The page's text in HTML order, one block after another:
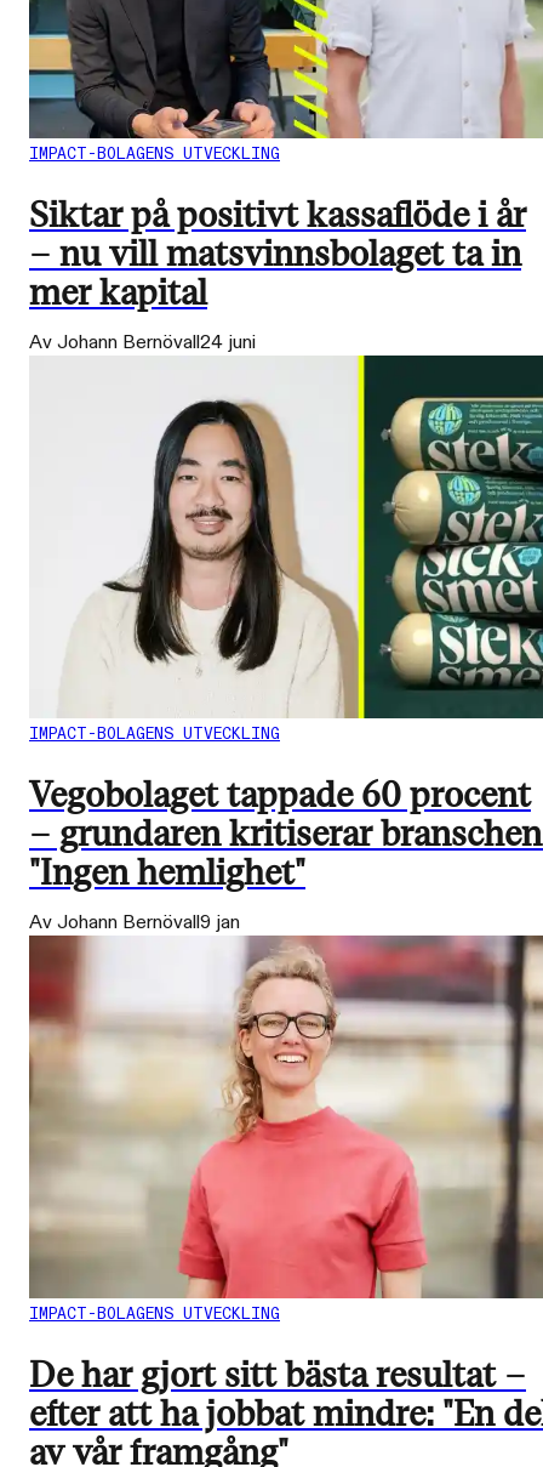
IMPACT-BOLAGENS UTVECKLING
Siktar på positivt kassaflöde i år
– nu vill matsvinnsbolaget ta in
mer kapital
Av Johann Bernövall24 juni
IMPACT-BOLAGENS UTVECKLING
Vegobolaget tappade 60 procent
– grundaren kritiserar
"Ingen hemlighet"
Av Johann Bernövall9 jan
IMPACT-BOLAGENS UTVECKLING
De har gjort sitt bästa resultat –
efter att ha jobbat mindre: "En
av vår framgång"